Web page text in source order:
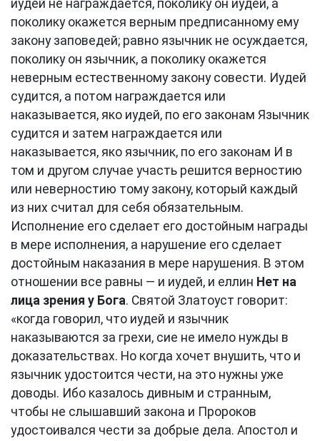
иудей не награждается, поколику он иудей, а
поколику окажется верным предписанному ему
закону заповедей; равно язычник не осуждается,
поколику он язычник, а поколику окажется
неверным естественному закону совести. Иудей
судится, а потом награждается или
наказывается, яко иудей, по его законам Язычник
судится и затем награждается или
наказывается, яко язычник, по его законам И в
том и другом случае участь решится верностию
или неверностию тому закону, который каждый
из них считал для себя обязательным.
Исполнение его сделает его достойным награды
в мере исполнения, а нарушение его сделает
достойным наказания в мере нарушения. В этом
отношении все равны — и иудей, и еллин Нет на
лица зрения у Бога. Святой Златоуст говорит:
«когда говорил, что иудей и язычник
наказываются за грехи, сие не имело нужды в
доказательствах. Но когда хочет внушить, что и
язычник удостоится чести, на это нужны уже
доводы. Ибо казалось дивным и странным,
чтобы не слышавший закона и Пророков
удостоивался чести за добрые дела. Апостол и